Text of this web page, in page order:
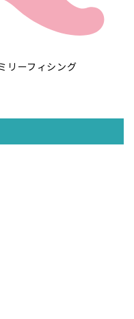
ーフィシング